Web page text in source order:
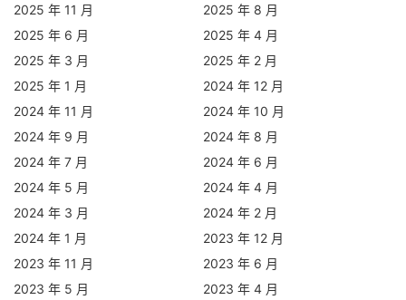
2025 年 11 月
2025 年 8 月
2025 年 6 月
2025 年 4 月
2025 年 3 月
2025 年 2 月
2025 年 1 月
2024 年 12 月
2024 年 11 月
2024 年 10 月
2024 年 9 月
2024 年 8 月
2024 年 7 月
2024 年 6 月
2024 年 5 月
2024 年 4 月
2024 年 3 月
2024 年 2 月
2024 年 1 月
2023 年 12 月
2023 年 11 月
2023 年 6 月
2023 年 5 月
2023 年 4 月